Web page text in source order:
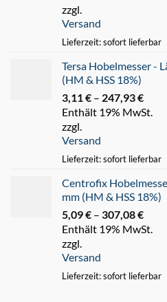
zzgl.
Versand
Lieferzeit: sofort lieferbar
Tersa Hobelmesser -
(HM & HSS 18%)
3,11€ – 247,93€
3,11 €
Enthält 19% MwSt.
zzgl.
Versand
Lieferzeit: sofort lieferbar
Centrofix
mm (HM & HSS 18%)
5,09€ – 307,08€
5,09 €
Enthält 19% MwSt.
zzgl.
Versand
Lieferzeit: sofort lieferbar